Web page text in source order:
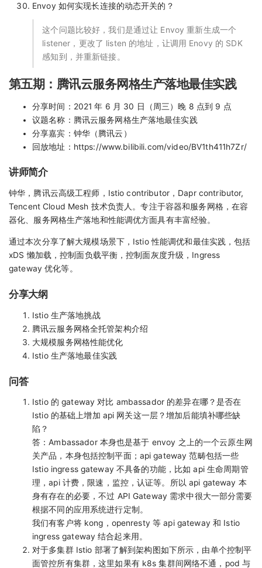
Envoy 如何实现长连接的动态开关的？
这个问题比较好，我们是通过让 Envoy 重新生成一个
listener，更改了 listen 的地址，让调用 Enovy 的 SDK
感知到，并重新链接。
第五期：腾讯云服务网格生产落地最佳实践
分享时间：2021 年 6 月 30 日（周三）晚 8 点到 9 点
议题名称：腾讯云服务网格生产落地最佳实践
分享嘉宾：钟华（腾讯云）
回放地址：https://www.bilibili.com/video/BV1th411h7Zr/
讲师简介
钟华，腾讯云高级工程师，Istio contributor，Dapr contributor,
Tencent Cloud Mesh 技术负责人。专注于容器和服务网格，在容
器化、服务网格生产落地和性能调优方面具有丰富经验。
通过本次分享了解大规模场景下，Istio 性能调优和最佳实践，包括
xDS 懒加载，控制面负载平衡，控制面灰度升级，Ingress
gateway 优化等。
分享大纲
Istio 生产落地挑战
腾讯云服务网格全托管架构介绍
大规模服务网格性能优化
Istio 生产落地最佳实践
问答
Istio 的 gateway 对比 ambassador 的差异在哪？是否在
Istio 的基础上增加 api 网关这一层？增加后能填补哪些缺
陷？
答：Ambassador 本身也是基于 envoy 之上的一个云原生网
关产品，本身包括控制平面；api gateway 范畴包括一些
Istio ingress gateway 不具备的功能，比如 api 生命周期管
理，api 计费，限速，监控，认证等。所以 api gateway 本
身有存在的必要，不过 API Gateway 需求中很大一部分需要
根据不同的应用系统进行定制。
我们有客户将 kong，openresty 等 api gateway 和 Istio
ingress gateway 结合起来用。
对于多集群 Istio 部署了解到架构图如下所示，由单个控制平
面管控所有集群，这里如果有 k8s 集群间网络不通，pod 与